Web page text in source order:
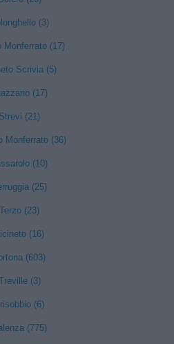
(3)
Monferrato (17)
Scrivia (5)
(17)
Strevi (21)
Monferrato (36)
(10)
(25)
Terzo (23)
(16)
(603)
(3)
(6)
(775)